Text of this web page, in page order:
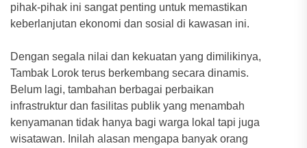
pihak-pihak ini sangat penting untuk memastikan
keberlanjutan ekonomi dan sosial di kawasan ini.
Dengan segala nilai dan kekuatan yang dimilikinya,
Tambak Lorok terus berkembang secara dinamis.
Belum lagi, tambahan berbagai perbaikan
infrastruktur dan fasilitas publik yang menambah
kenyamanan tidak hanya bagi warga lokal tapi juga
wisatawan. Inilah alasan mengapa banyak orang